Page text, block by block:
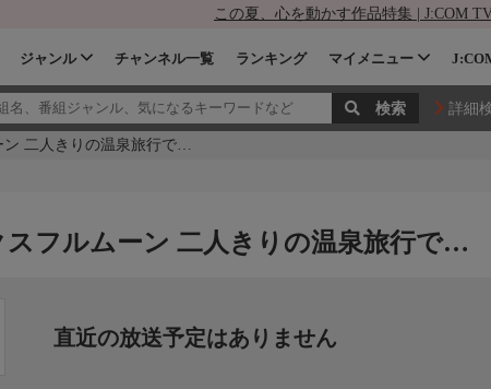
この夏、心を動かす作品特集 | J:COM
ジャンル チャンネル一覧 ランキング マイメニュー
詳細
ン 二人きりの温泉旅行で…
スフルムーン 二人きりの温泉旅行で…
直近の放送予定はありません